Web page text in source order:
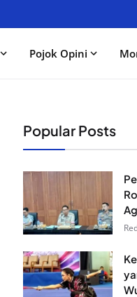
Pojok Opini
Popular Posts